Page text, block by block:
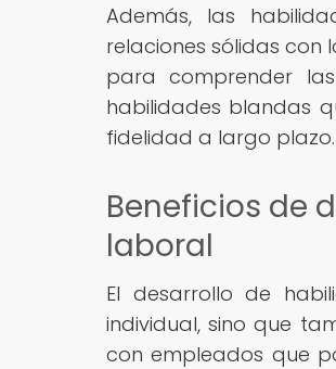
Además, las
relaciones sólidas
para comprender
habilidades blandas
fidelidad a largo plazo.
Beneficios de
laboral
El desarrollo de
individual, sino que
con empleados que